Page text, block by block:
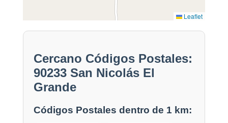
Leaflet
Cercano Códigos Postales:
90233 San Nicolás El
Grande
Códigos Postales dentro de 1 km: